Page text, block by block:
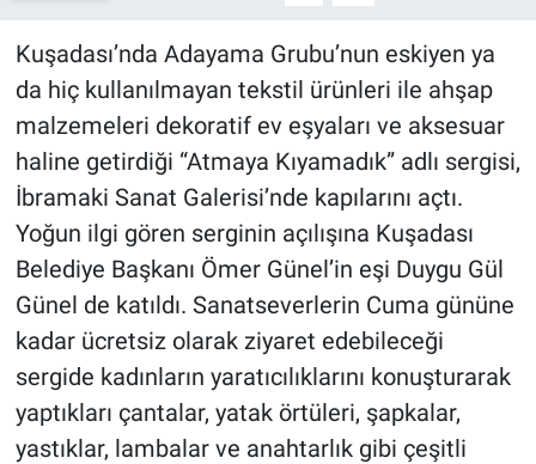
Kuşadası’nda Adayama Grubu’nun eskiyen ya
da hiç kullanılmayan tekstil ürünleri ile ahşap
malzemeleri dekoratif ev eşyaları ve aksesuar
haline getirdiği “Atmaya Kıyamadık” adlı sergisi,
İbramaki Sanat Galerisi’nde kapılarını açtı.
Yoğun ilgi gören serginin açılışına Kuşadası
Belediye Başkanı Ömer Günel’in eşi Duygu Gül
Günel de katıldı. Sanatseverlerin Cuma gününe
kadar ücretsiz olarak ziyaret edebileceği
sergide kadınların yaratıcılıklarını konuşturarak
yaptıkları çantalar, yatak örtüleri, şapkalar,
yastıklar, lambalar ve anahtarlık gibi çeşitli